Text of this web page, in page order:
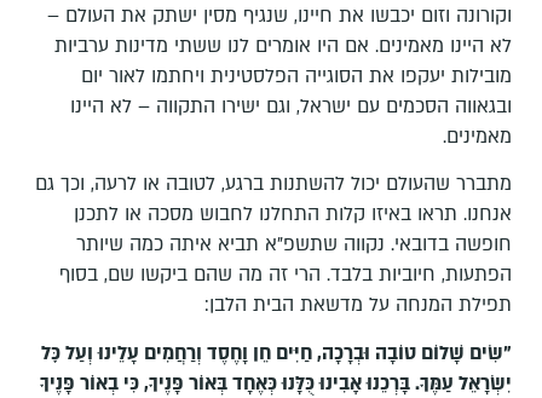
וקורונה וזום יכבשו את חיינו, שנגיף מסין ישתק את העולם –
לא היינו מאמינים. אם היו אומרים לנו ששתי מדינות ערביות
מובילות יעקפו את הסוגייה הפלסטינית ויחתמו לאור יום
ובגאווה הסכמים עם ישראל, וגם ישירו התקווה – לא היינו
מאמינים.
מתברר שהעולם יכול להשתנות ברגע, לטובה או לרעה, וכך גם
אנחנו. תראו באיזו קלות התחלנו לחבוש מסכה או לתכנן
חופשה בדובאי. נקווה שתשפ"א תביא איתה כמה שיותר
הפתעות, חיוביות בלבד. הרי זה מה שהם ביקשו שם, בסוף
תפילת המנחה על מדשאת הבית הלבן:
"שִׂים שָׁלוֹם טוֹבָה וּבְרָכָה, חַיִּים חֵן וָחֶסֶד וְרַחֲמִים עָלֵינוּ וְעַל כׇּל
יִשְׂרָאֵל עַמֶּךָ. בָּרְכֵנוּ אָבִינוּ כֻּלָּנוּ כְּאֶחָד בְּאוֹר פָּנֶיךָ, כִּי בְאוֹר פָּנֶיךָ